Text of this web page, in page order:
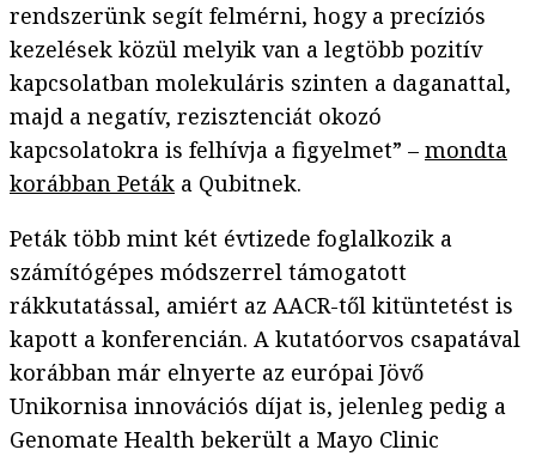
rendszerünk segít felmérni, hogy a precíziós
kezelések közül melyik van a legtöbb pozitív
kapcsolatban molekuláris szinten a daganattal,
majd a negatív, rezisztenciát okozó
kapcsolatokra is felhívja a figyelmet” – mondta
korábban Peták a Qubitnek.
Peták több mint két évtizede foglalkozik a
számítógépes módszerrel támogatott
rákkutatással, amiért az AACR-től kitüntetést is
kapott a konferencián. A kutatóorvos csapatával
korábban már elnyerte az európai Jövő
Unikornisa innovációs díjat is, jelenleg pedig a
Genomate Health bekerült a Mayo Clinic